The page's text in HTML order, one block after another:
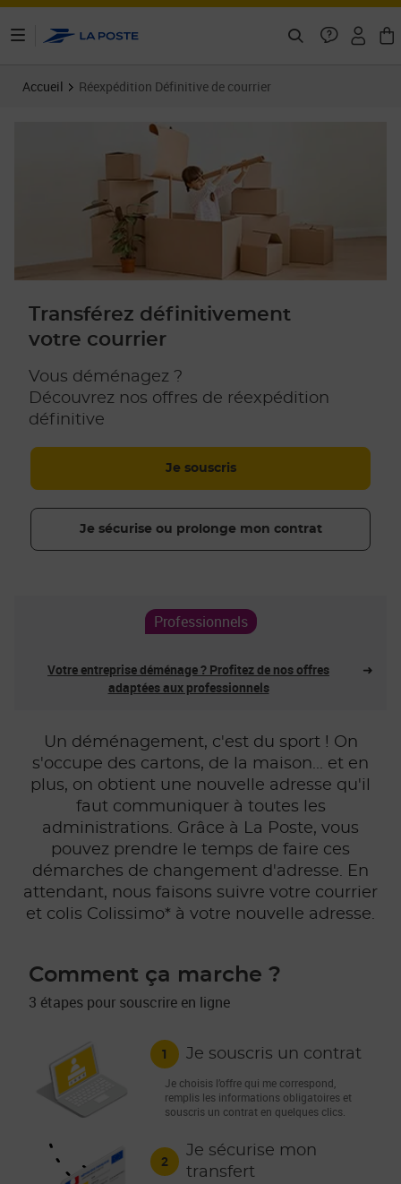
Accueil Réexpédition Définitive de courrier
Transférez définitivement
votre courrier
Vous déménagez ?
Découvrez nos offres de réexpédition
définitive
Je souscris
Je sécurise ou prolonge mon contrat
Professionnels
Votre entreprise déménage ? Profitez de nos offres
adaptées aux professionnels
➜
Un déménagement, c'est du sport ! On
s'occupe des cartons, de la maison... et en
plus, on obtient une nouvelle adresse qu'il
faut communiquer à toutes les
administrations. Grâce à La Poste, vous
pouvez prendre le temps de faire ces
démarches de changement d'adresse. En
attendant, nous faisons suivre votre courrier
et colis Colissimo* à votre nouvelle adresse.
Comment ça marche ?
3 étapes pour souscrire en ligne
1 Je souscris un contrat
Je choisis l’offre qui me correspond,
remplis les informations obligatoires et
souscris un contrat en quelques clics.
2
Je sécurise mon
transfert